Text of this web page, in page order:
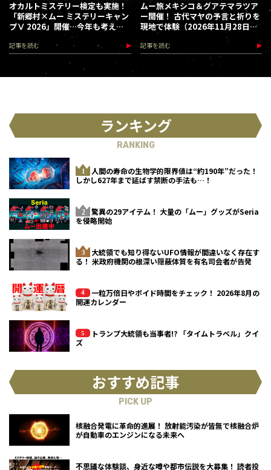
オカルトミステリー検定も実施！
「新郷村×ムー ミステリーキャン
プⅤ 2026」開催…今年も考える
な、踊れ！（2026.9.12）
記事を読む
ムー旅メキシコ＆グアテマラツア
ー開催！ 古代マヤの予言と祈りを
現地で体験（2026年11月28日～
12月5日）
記事を読む
ランキング
RANKING
人間の寿命の生物学的限界値は“約190年”だった！
しかし627年まで延ばす禁断の手法も…！
驚異の29アイテム！ 大量の「ムー」グッズがSeria
を侵略開始
大統領でも知り得ないUFO情報が間違いなく存在す
る！ 米政府機関の根深い隠蔽体質を有名司会者が告発
一粒万倍日やボイド時間をチェック！ 2026年8月の
開運カレンダー
トランプ大統領も当事者!? 「タイムトラベル」クイ
ズ
おすすめ記事
PICK UP
核融合発電に革命的進展！ 放射能汚染が皆無で核融合炉
が自動車のエンジンになる未来へ
不思議な体験談、身近な噂や都市伝説を大募集！ 読者投